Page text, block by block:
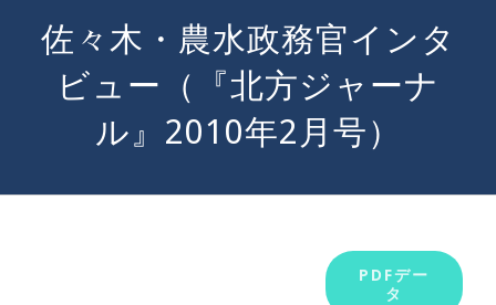
佐々木・農水政務官インタ
ビュー（『北方ジャーナ
ル』2010年2月号）
PDFデー
タ